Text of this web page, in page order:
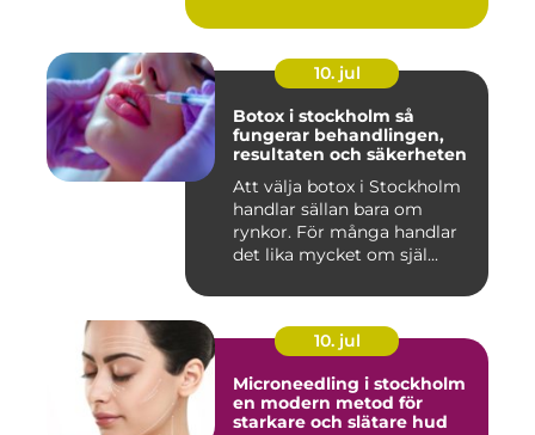
10. jul
Botox i stockholm så
fungerar behandlingen,
resultaten och säkerheten
Att välja botox i Stockholm
handlar sällan bara om
rynkor. För många handlar
det lika mycket om själ...
10. jul
Microneedling i stockholm
en modern metod för
starkare och slätare hud